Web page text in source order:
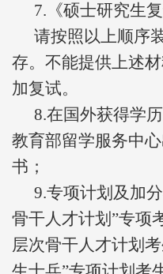
7.《硕士研究生
请按照以上顺序
存。不能提供上述
加复试。
8.在国外获得学
教育部留学服务中
书；
9.专项计划及加
骨干人才计划”专项
层次骨干人才计划